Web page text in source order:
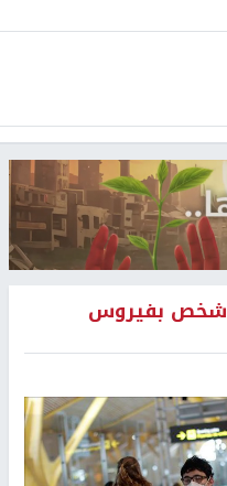
أسبانيا: وفاة أكثر من 800 شخص بفيروس